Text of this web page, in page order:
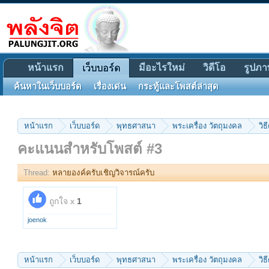
หน้าแรก เว็บบอร์ด พุทธศาสนา พระเครื่อง วัตถุมงคล วิธี
คะแนนสำหรับโพสต์ #3
Thread: หลายองค์ครับเชิญวิจารณ์ครับ
ถูกใจ x 1
joenok
หน้าแรก เว็บบอร์ด พุทธศาสนา พระเครื่อง วัตถุมงคล วิธี
หน้าแรก เว็บบอร์ด
ค้นหาในเว็บบอร์ด เรื่องเด่น กระทู้และโพสต์ล่าสุด
มีอะไรใหม่ วิดีโอ รูปภ